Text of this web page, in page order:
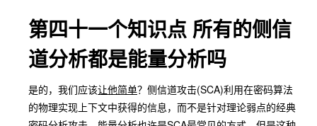
第四十一个知识点 所有的侧信
道分析都是能量分析吗
是的，我们应该让他简单？侧信道攻击(SCA)利用在密码算法
的物理实现上下文中获得的信息，而不是针对理论弱点的经典